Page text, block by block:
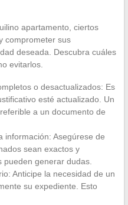
apartamento, ciertos
comprometer sus
deseada. Descubra cuáles
evitarlos.
o desactualizados: Es
esté actualizado. Un
a un documento de
información: Asegúrese de
sean exactos y
generar dudas.
Anticipe la necesidad de un
su expediente. Esto